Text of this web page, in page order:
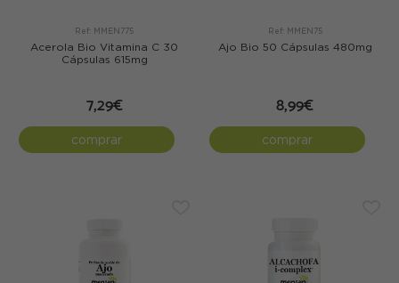
Ref: MMEN775
Acerola Bio Vitamina C 30
Cápsulas 615mg
7,29€
comprar
Ref: MMEN75
Ajo Bio 50 Cápsulas 480mg
8,99€
comprar